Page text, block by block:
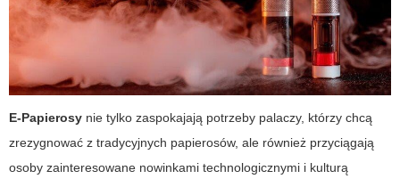
E-Papierosy nie tylko zaspokajają potrzeby palaczy, którzy chcą
zrezygnować z tradycyjnych papierosów, ale również przyciągają
osoby zainteresowane nowinkami technologicznymi i kulturą